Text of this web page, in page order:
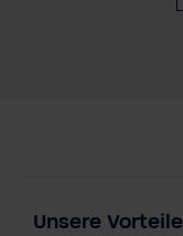
Unsere Vorteile